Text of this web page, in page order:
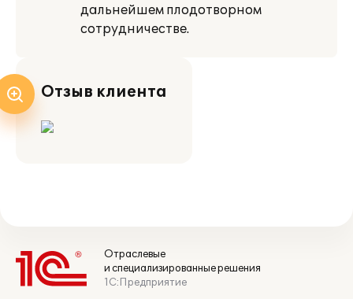
дальнейшем плодотворном
сотрудничестве.
Отзыв клиента
Отраслевые
и специализированные решения
1С:Предприятие